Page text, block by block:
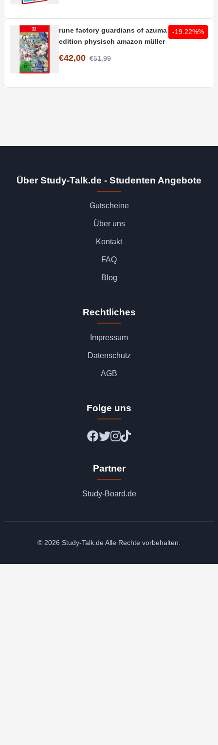
rune factory guardians of azuma switch 2
edition physisch amazon müller
€42,00 €51,99
-19.22%%
Über Study-Talk.de - Studenten Angebote
Gutscheine
Über uns
Kontakt
FAQ
Blog
Rechtliches
Impressum
Datenschutz
AGB
Folge uns
Partner
Study-Board.de
© 2026 Study-Talk.de Alle Rechte vorbehalten.